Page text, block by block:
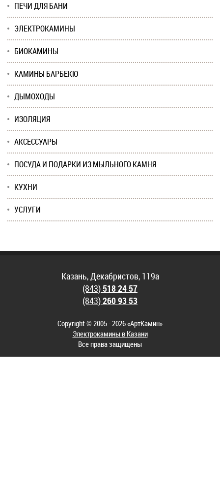
ПЕЧИ ДЛЯ БАНИ
ЭЛЕКТРОКАМИНЫ
БИОКАМИНЫ
КАМИНЫ БАРБЕКЮ
ДЫМОХОДЫ
ИЗОЛЯЦИЯ
АКСЕССУАРЫ
ПОСУДА И ПОДАРКИ ИЗ МЫЛЬНОГО КАМНЯ
КУХНИ
УСЛУГИ
Казань, Декабристов, 119а
(843)518 24 57
(843)260 93 53
Copyright © 2005 - 2026 «АртКамин»
Электрокамины в Казани
Все права защищены